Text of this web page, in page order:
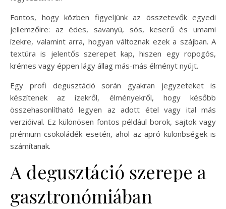
Fontos, hogy közben figyeljünk az összetevők egyedi
jellemzőire: az édes, savanyú, sós, keserű és umami
ízekre, valamint arra, hogyan változnak ezek a szájban. A
textúra is jelentős szerepet kap, hiszen egy ropogós,
krémes vagy éppen lágy állag más-más élményt nyújt.
Egy profi degusztáció során gyakran jegyzeteket is
készítenek az ízekről, élményekről, hogy később
összehasonlítható legyen az adott étel vagy ital más
verzióival. Ez különösen fontos például borok, sajtok vagy
prémium csokoládék esetén, ahol az apró különbségek is
számítanak.
A degusztáció szerepe a
gasztronómiában